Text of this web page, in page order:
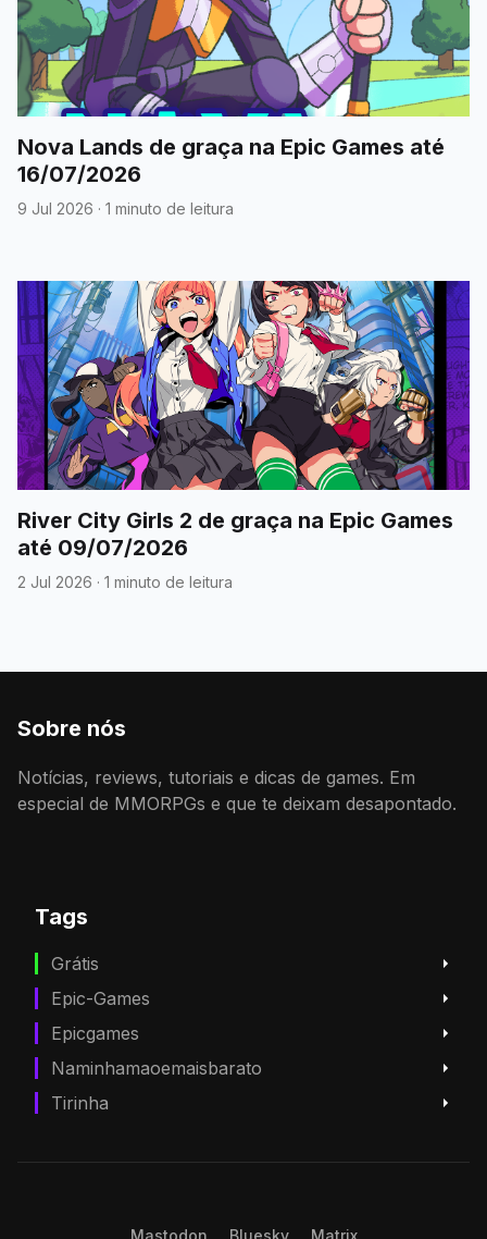
Nova Lands de graça na Epic Games até
16/07/2026
9 Jul 2026 · 1 minuto de leitura
River City Girls 2 de graça na Epic Games
até 09/07/2026
2 Jul 2026 · 1 minuto de leitura
Sobre nós
Notícias, reviews, tutoriais e dicas de games. Em
especial de MMORPGs e que te deixam desapontado.
Tags
Grátis
Epic-Games
Epicgames
Naminhamaoemaisbarato
Tirinha
Mastodon Bluesky Matrix